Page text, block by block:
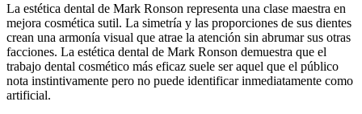
La estética dental de Mark Ronson representa una clase maestra en
mejora cosmética sutil. La simetría y las proporciones de sus dientes
crean una armonía visual que atrae la atención sin abrumar sus otras
facciones. La estética dental de Mark Ronson demuestra que el
trabajo dental cosmético más eficaz suele ser aquel que el público
nota instintivamente pero no puede identificar inmediatamente como
artificial.